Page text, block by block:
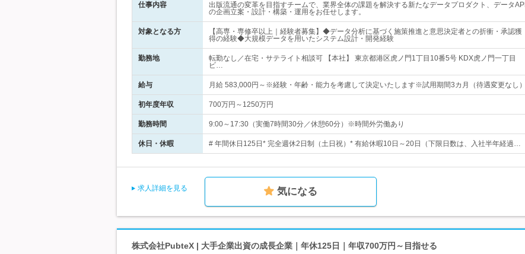
仕事内容
出版流通の変革を目指すチームで、業界全体の課題を解決する新たなデータプロダクト、データAPI
の企画立案・設計・構築・運用をお任せします。
対象となる方
【高専・専修卒以上｜経験者募集】◆データ分析に基づく施策推進と意思決定者との折衝・承認獲
得の経験◆大規模データを用いたシステム設計・開発経験
勤務地
転勤なし／在宅・サテライト相談可 【本社】 東京都港区虎ノ門1丁目10番5号 KDX虎ノ門一丁目
ビ…
給与 月給 583,000円～※経験・年齢・能力を考慮して決定いたします※試用期間3カ月（待遇変更なし）
初年度年収 700万円～1250万円
勤務時間 9:00～17:30（実働7時間30分／休憩60分）※時間外労働あり
休日・休暇 # 年間休日125日* 完全週休2日制（土日祝）* 有給休暇10日～20日（下限日数は、入社半年経過…
求人詳細を見る 気になる
株式会社PubteX | 大手企業出資の成長企業｜年休125日｜年収700万円～目指せる